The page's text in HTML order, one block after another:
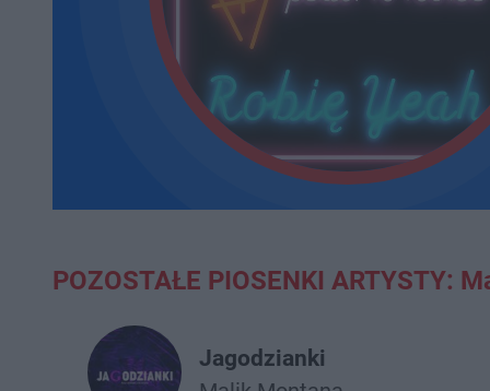
POZOSTAŁE PIOSENKI ARTYSTY:
Jagodzianki